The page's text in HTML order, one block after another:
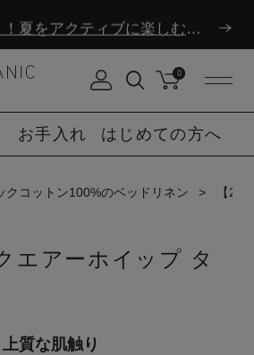
休業のお知らせ
ダブルポイント！夏をアクティブに楽しむ夏タオル
0
お手入れ はじめての方へ
クコットン100%のベッドリネン 【
エアーホイップ タ
質な肌触り